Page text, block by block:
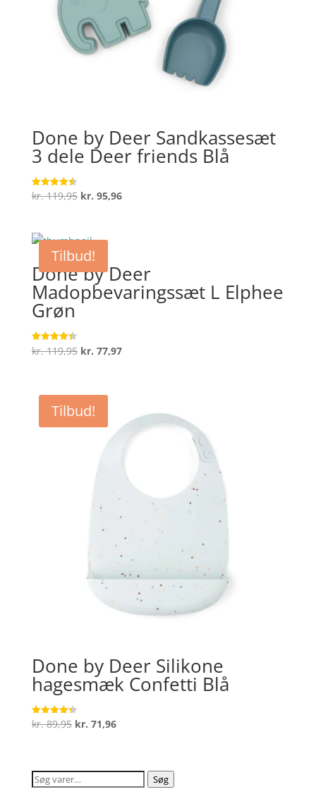
Done by Deer Sandkassesæt
3 dele Deer friends Blå
Vurderet
4.5
kr.119,95 Den
var:
kr. 119,95.
kr. 95,96Den
Tilbud!
Done by Deer
Madopbevaringssæt L Elphee
Grøn
Vurderet
4.4
kr.119,95 Den
var:
kr. 119,95.
kr. 77,97Den
kr. 77,97.
Tilbud!
Done by Deer Silikone
hagesmæk Confetti Blå
Vurderet
4.3
kr.89,95 Den
var:
kr. 89,95.
kr. 71,96Den
er:
kr. 71,96.
Søg
Søg